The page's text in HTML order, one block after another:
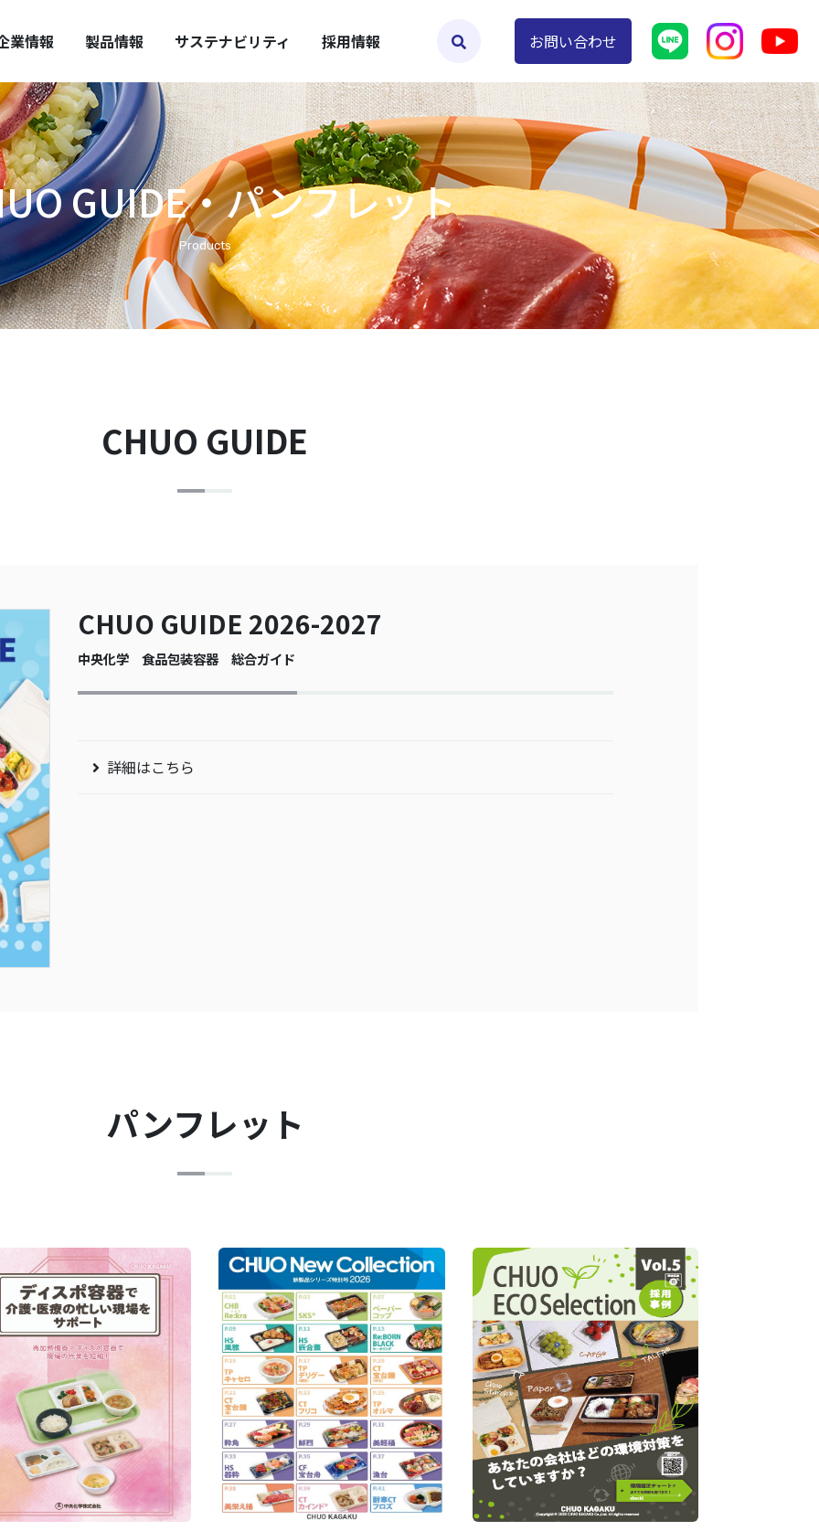
業情報
REPORT 中期経営計画
製品情報
・安心の提供 取扱い上の注意 よくあるご質問
サステナビリティ 採用情報 お問い合わせ
GUIDE・パンフレット
Products
CHUO GUIDE
CHUO GUIDE 2026-2027
中央化学 食品包装容器 総合ガイド
詳細はこちら
パンフレット